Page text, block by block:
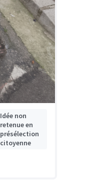
Idée non
retenue en
présélection
citoyenne